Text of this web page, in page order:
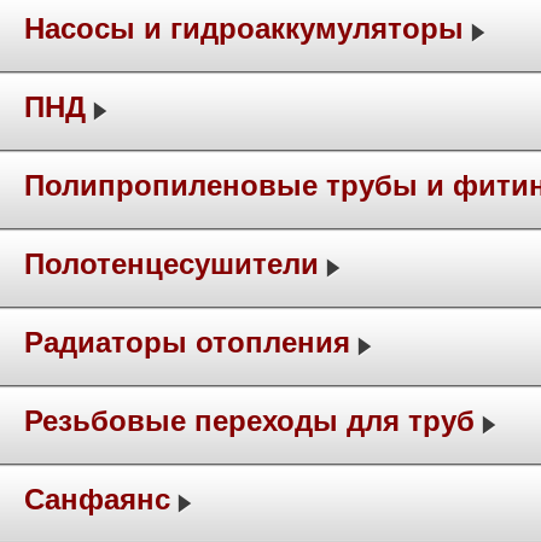
Насосы и гидроаккумуляторы
ПНД
Полипропиленовые трубы и
Полотенцесушители
Радиаторы отопления
Резьбовые переходы для труб
Санфаянс